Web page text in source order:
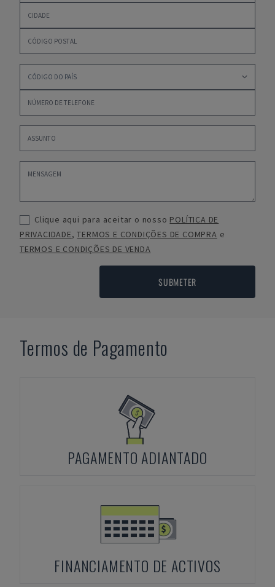
Clique aqui para aceitar o nosso POLÍTICA DE
PRIVACIDADE,TERMOS E CONDIÇÕES DE COMPRA e
TERMOS E CONDIÇÕES DE VENDA
SUBMETER
Termos de Pagamento
PAGAMENTO ADIANTADO
FINANCIAMENTO DE ACTIVOS